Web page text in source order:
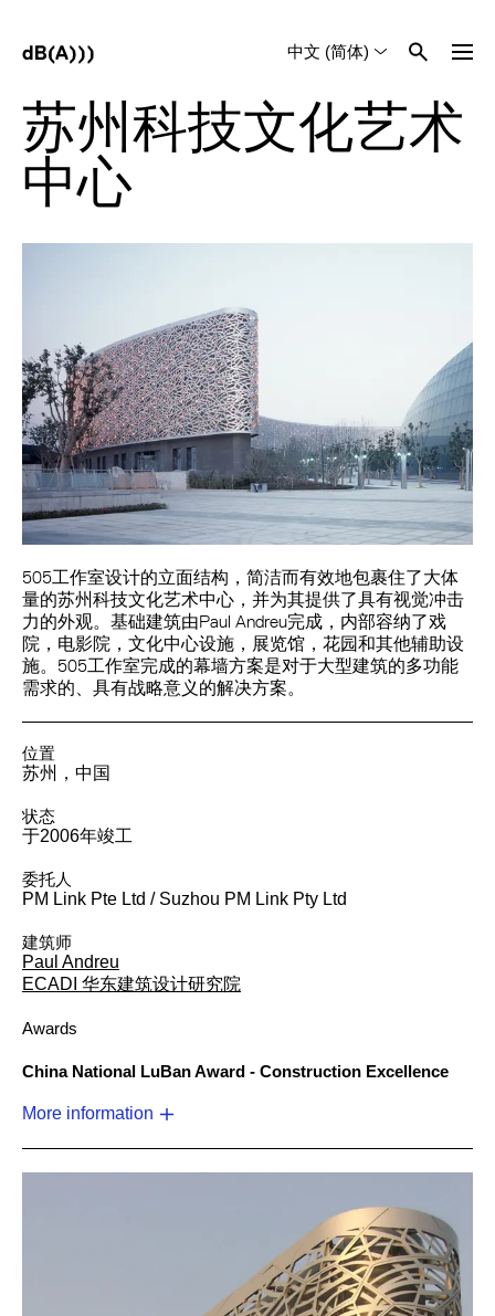
中文 (简体)
苏州科技文化艺术
中心
505工作室设计的立面结构，简洁而有效地包裹住了大体
量的苏州科技文化艺术中心，并为其提供了具有视觉冲击
力的外观。基础建筑由Paul Andreu完成，内部容纳了戏
院，电影院，文化中心设施，展览馆，花园和其他辅助设
施。505工作室完成的幕墙方案是对于大型建筑的多功能
需求的、具有战略意义的解决方案。
位置
苏州，中国
状态
于2006年竣工
委托人
PM Link Pte Ltd / Suzhou PM Link Pty Ltd
建筑师
Paul Andreu
ECADI 华东建筑设计研究院
Awards
China National LuBan Award - Construction Excellence
More information